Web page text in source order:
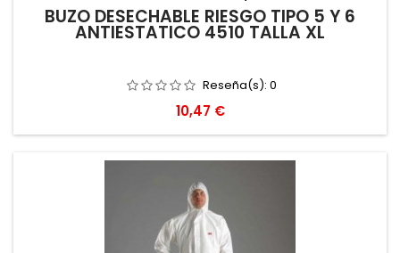
BUZO DESECHABLE RIESGO TIPO 5 Y 6
ANTIESTATICO 4510 TALLA XL
Reseña(s): 0
Precio
10,47 €